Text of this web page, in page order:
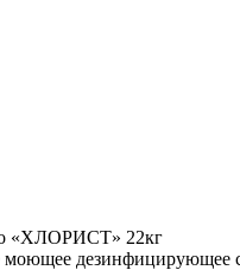
«ХЛОРИСТ» 22кг
моющее